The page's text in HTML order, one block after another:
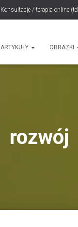
Konsultacje / terapia online
ARTYKUŁY OBRAZKI
rozwój